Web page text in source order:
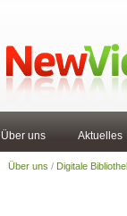
Über uns Aktuelles
Über uns / Digitale